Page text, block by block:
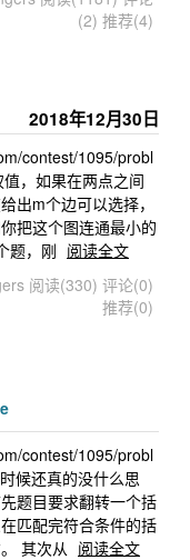
(2) 推荐(4)
2018年12月30日
contest/1095/probl
，如果在两点之间
出m个边可以选择，
把这个图连通最小的
题，刚 阅读全文
阅读(330) 评论(0)
推荐(0)
contest/1095/probl
候还真的没什么思
题目要求翻转一个括
匹配完符合条件的括
其次从 阅读全文